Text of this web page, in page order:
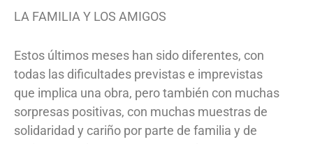
LA FAMILIA Y LOS AMIGOS
Estos últimos meses han sido diferentes, con
todas las dificultades previstas e imprevistas
que implica una obra, pero también con muchas
sorpresas positivas, con muchas muestras de
solidaridad y cariño por parte de familia y de